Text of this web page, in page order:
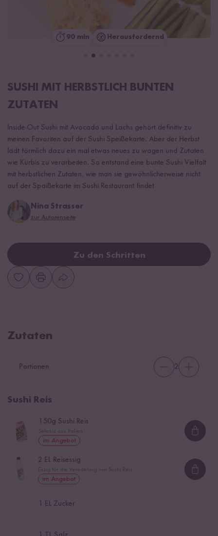
90 min Herausfordernd
SUSHI MIT HERBSTLICH BUNTEN
ZUTATEN
Inside-Out Sushi mit Avocado und Lachs gehört definitiv zu
meinen Favoriten auf der Sushi Speißekarte. Aber der Herbst
lädt förmlich dazu ein mal etwas neues zu wagen und Zutaten
wie Kürbis zu verarbeiten. So entstand eine bunte Sushi Vielfalt
mit herbstlichen Zutaten, wie man sie gewöhnlicherweise nicht
auf der Spaißekarte im Sushi Restaurant findet
Nina Strasser
zur Autorenseite
Zu den Schritten
Zutaten
Portionen 2
Sushi Reis
150g Sushi Reis
im Angebot
2 EL Reisessig
im Angebot
1 EL Zucker